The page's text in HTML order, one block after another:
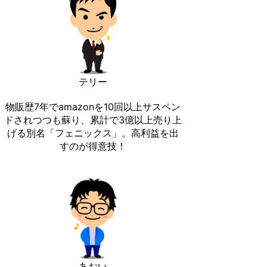
テリー
物販歴7年でamazonを10回以上サスペン
ドされつつも蘇り、累計で3億以上売り上
げる別名「フェニックス」。高利益を出
すのが得意技！